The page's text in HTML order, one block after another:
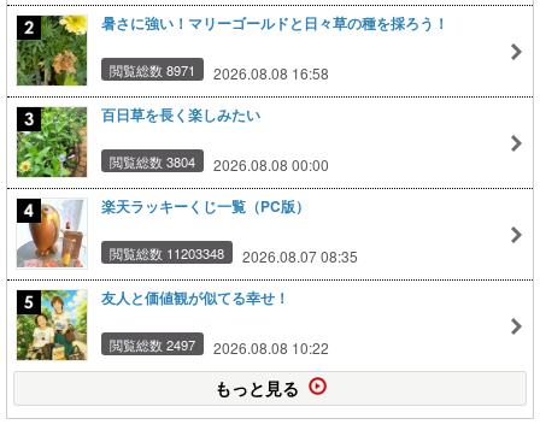
暑さに強い！マリーゴールドと日々草の種を採ろう！
閲覧総数 8971 2026.08.08 16:58
百日草を長く楽しみたい
閲覧総数 3804 2026.08.08 00:00
楽天ラッキーくじ一覧（PC版）
閲覧総数 11203348 2026.08.07 08:35
友人と価値観が似てる幸せ！
閲覧総数 2497 2026.08.08 10:22
もっと見る